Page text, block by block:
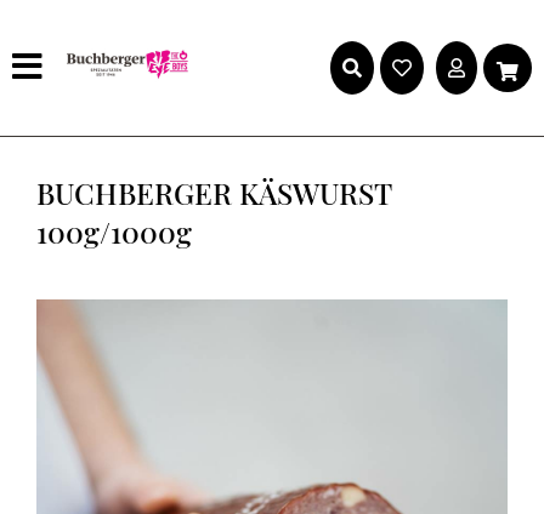
BUCHBERGER KÄSWURST
100g/1000g